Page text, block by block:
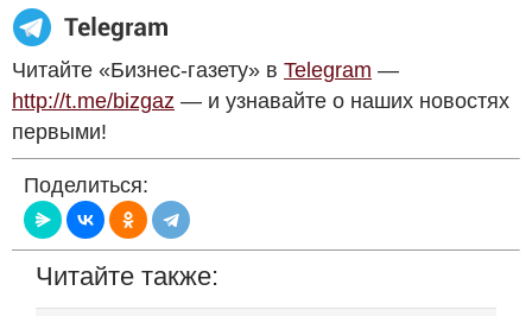
Читайте «Бизнес-газету» в Telegram —
http://t.me/bizgaz — и узнавайте о наших новостях
первыми!
Поделиться:
Читайте также: